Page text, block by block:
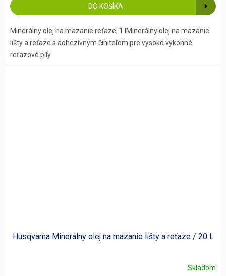
DO KOŠÍKA
Minerálny olej na mazanie reťaze, 1 lMinerálny olej na mazanie
lišty a reťaze s adhezívnym činiteľom pre vysoko výkonné
reťazové píly
Husqvarna Minerálny olej na mazanie lišty a reťaze / 20 L
Skladom